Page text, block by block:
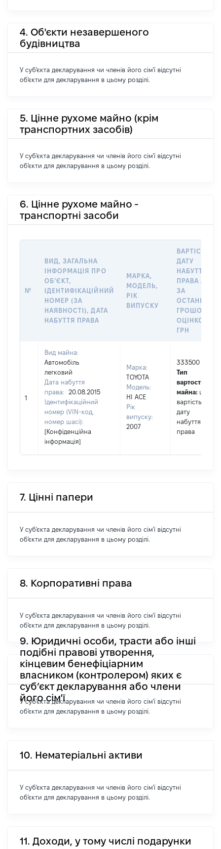
4. Об'єкти незавершеного
будівництва
У суб'єкта декларування чи членів його сім'ї відсутні
об'єкти для декларування в цьому розділі.
5. Цінне рухоме майно (крім
транспортних засобів)
У суб'єкта декларування чи членів його сім'ї відсутні
об'єкти для декларування в цьому розділі.
6. Цінне рухоме майно -
транспортні засоби
№
ВИД, ЗАГАЛЬНА
ІНФОРМАЦІЯ ПРО
ОБʼЄКТ,
ІДЕНТИФІКАЦІЙНИЙ
НОМЕР (ЗА
НАЯВНОСТІ), ДАТА
НАБУТТЯ ПРАВА
МАРКА,
МОДЕЛЬ,
РІК
ВИПУСКУ
ВАРТІСТЬ НА
ДАТУ
НАБУТТЯ
ПРАВА АБО
ЗА
ГРОШОВОЮ
ОЦІНКОЮ,
ГРН
1
Вид майна:
Автомобіль
легковий
Дата набуття
права:
20.08.2015
Ідентифікаційний
номер (VIN-код,
номер шасі):
[Конфіденційна
інформація]
Марка:
TOYOTA
Модель:
HI ACE
Рік
випуску:
2007
333500
Тип
вартості
майна: це
вартість на
дату
набуття
права
7. Цінні папери
У суб'єкта декларування чи членів його сім'ї відсутні
об'єкти для декларування в цьому розділі.
8. Корпоративні права
У суб'єкта декларування чи членів його сім'ї відсутні
об'єкти для декларування в цьому розділі.
9. Юридичні особи, трасти або інші
подібні правові утворення,
кінцевим бенефіціарним
власником (контролером) яких є
суб’єкт декларування або члени
його сім'ї
У суб'єкта декларування чи членів його сім'ї відсутні
об'єкти для декларування в цьому розділі.
10. Нематеріальні активи
У суб'єкта декларування чи членів його сім'ї відсутні
об'єкти для декларування в цьому розділі.
11. Доходи, у тому числі подарунки